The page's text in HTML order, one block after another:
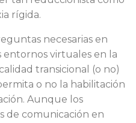
rígida.
necesarias en
entornos virtuales en la
transicional (o no)
o no la habilitación
Aunque los
de comunicación en